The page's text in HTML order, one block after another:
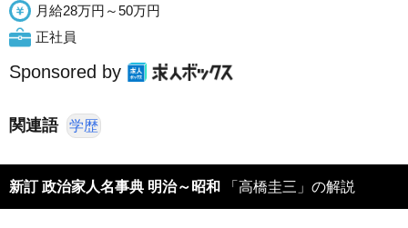
月給28万円～50万円
正社員
Sponsored by
関連語 学歴
新訂 政治家人名事典 明治～昭和 「高橋圭三」の解説